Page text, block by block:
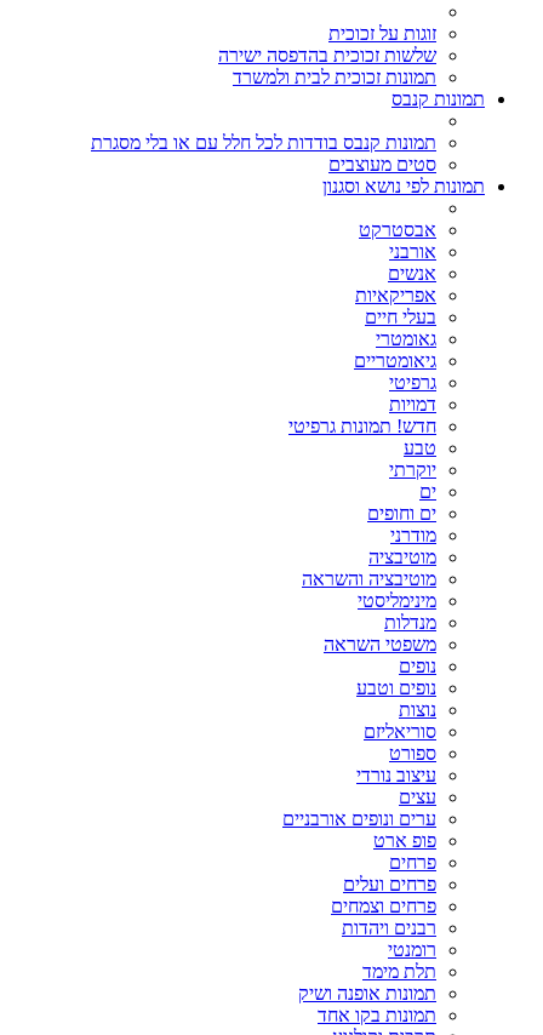
זוגות על זכוכית
שלשות זכוכית בהדפסה ישירה
תמונות זכוכית לבית ולמשרד
תמונות קנבס
תמונות קנבס בודדות לכל חלל עם או בלי מסגרת
סטים מעוצבים
תמונות לפי נושא וסגנון
אבסטרקט
אורבני
אנשים
אפריקאיות
בעלי חיים
גאומטרי
גיאומטריים
גרפיטי
דמויות
חדש! תמונות גרפיטי
טבע
יוקרתי
ים
ים וחופים
מודרני
מוטיבציה
מוטיבציה והשראה
מינימליסטי
מנדלות
משפטי השראה
נופים
נופים וטבע
נוצות
סוריאליזם
ספורט
עיצוב נורדי
עצים
ערים ונופים אורבניים
פופ ארט
פרחים
פרחים ועלים
פרחים וצמחים
רבנים ויהדות
רומנטי
תלת מימד
תמונות אופנה ושיק
תמונות בקו אחד